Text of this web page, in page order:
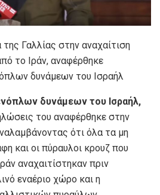
Γαλλίας στην αναχαίτιση
το Ιράν, αναφέρθηκε
δυνάμεων του Ισραήλ
δυνάμεων του Ισραήλ,
του αναφέρθηκε στην
ότι όλα τα μη
και οι πύραυλοι κρουζ που
αναχαιτίστηκαν πριν
εναέριο χώρο και η